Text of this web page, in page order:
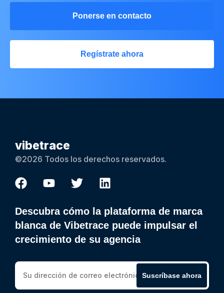
Ponerse en contacto
Regístrate ahora
vibetrace
©2026 Todos los derechos reservados.
Descubra cómo la plataforma de marca
blanca de Vibetrace puede impulsar el
crecimiento de su agencia
Suscríbase ahora